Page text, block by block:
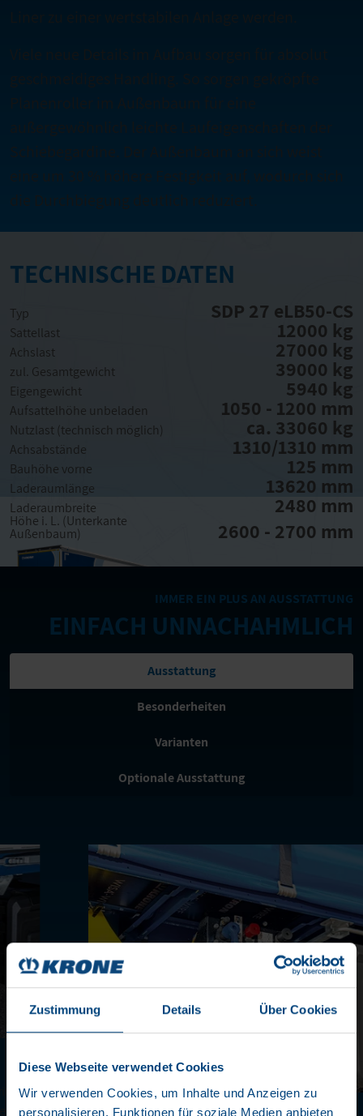
Zustimmung Details Über Cookies
Diese Webseite verwendet Cookies
Wir verwenden Cookies, um Inhalte und Anzeigen zu
personalisieren, Funktionen für soziale Medien anbieten
TECHNISCHE DATEN
Typ SDP 27 eLB50-CS
Sattellast 12000 kg
Achslast 27000 kg
zul. Gesamtgewicht 39000 kg
Eigengewicht 5940 kg
Aufsattelhöhe unbeladen 1050 - 1200 mm
Nutzlast (technisch möglich) ca. 33060 kg
Achsabstände 1310/1310 mm
Bauhöhe vorne 125 mm
Laderaumlänge 13620 mm
Laderaumbreite 2480 mm
Höhe i. L. (Unterkante
Außenbaum) 2600 - 2700 mm
IMMER EIN PLUS AN AUSSTATTUNG
EINFACH UNNACHAHMLICH
Ausstattung
Besonderheiten
Varianten
Optionale Ausstattung